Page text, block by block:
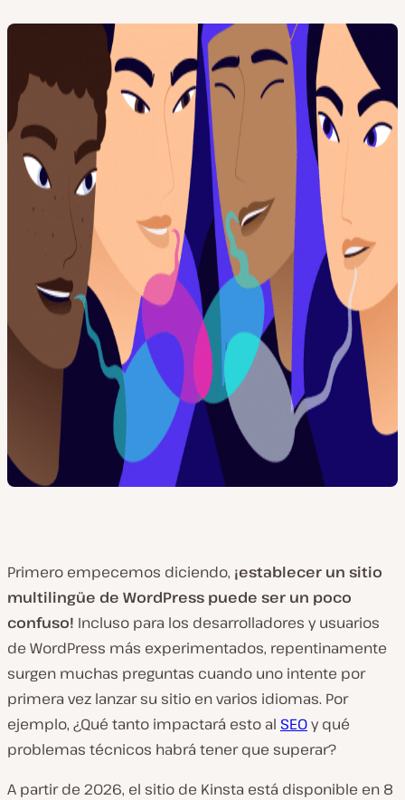
Primero empecemos diciendo, ¡establecer un sitio
multilingüe de WordPress puede ser un poco
confuso! Incluso para los desarrolladores y usuarios
de WordPress más experimentados, repentinamente
surgen muchas preguntas cuando uno intente por
primera vez lanzar su sitio en varios idiomas. Por
ejemplo, ¿Qué tanto impactará esto al SEOy qué
problemas técnicos habrá tener que superar?
A partir de 2026, el sitio de Kinsta está disponible en 8